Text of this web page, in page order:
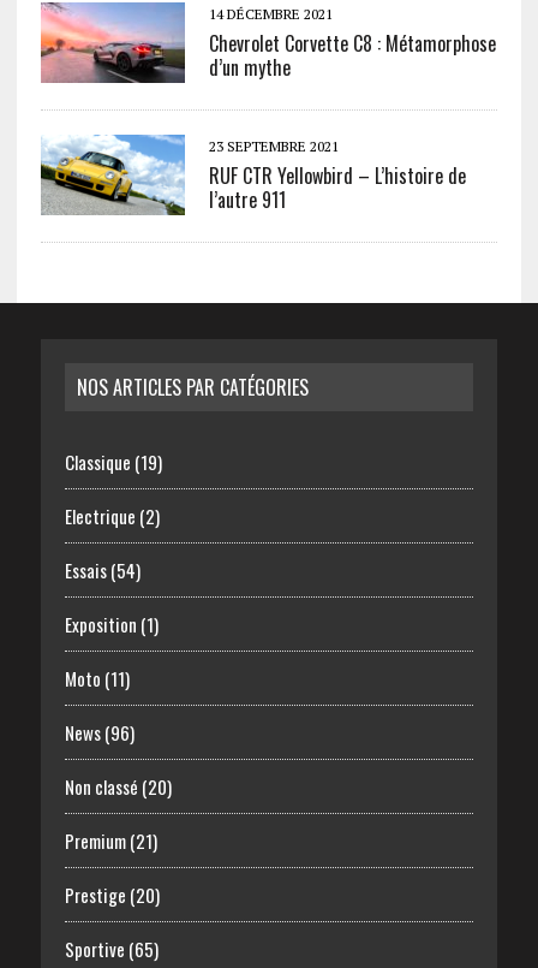
14 DÉCEMBRE 2021
Chevrolet Corvette C8 : Métamorphose
d’un mythe
23 SEPTEMBRE 2021
RUF CTR Yellowbird – L’histoire de
l’autre 911
NOS ARTICLES PAR CATÉGORIES
Classique (19)
Electrique (2)
Essais(54)
Exposition (1)
Moto (11)
News(96)
Non classé (20)
Premium(21)
Prestige (20)
Sportive (65)